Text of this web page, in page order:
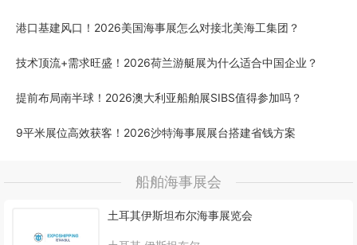
港口基建风口！2026美国海事展怎么对接北美海工集团？
技术顶流+需求旺盛！2026荷兰游艇展为什么适合中国企业？
提前布局南半球！2026澳大利亚船舶展SIBS值得参加吗？
9平米展位高效获客！2026沙特海事展展台搭建省钱方案
船舶海事展会
土耳其伊斯坦布尔海事展览会